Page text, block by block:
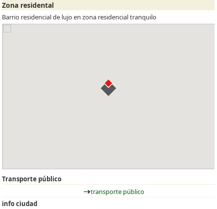
Zona residental
Barrio residencial de lujo en zona residencial tranquilo
Transporte público
transporte público
info ciudad